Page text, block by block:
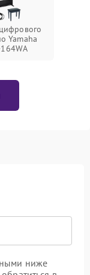
Yamaha
ниже